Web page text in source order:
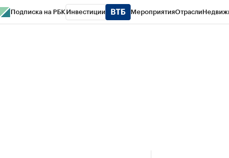
Подписка на РБК Инвестиции МероприятияОтрасли